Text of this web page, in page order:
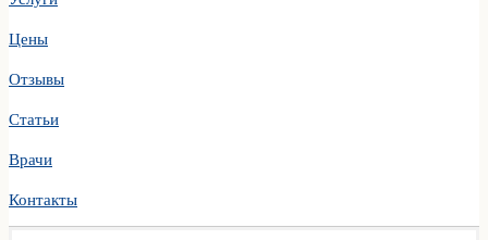
Цены
Отзывы
Статьи
Врачи
Контакты